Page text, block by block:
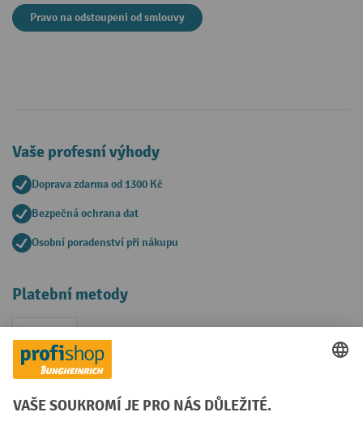
Pravo na odstoupeni od smlouvy
Vaše profesní výhody
Doprava zdarma od 1300 Kč
Bezpečná ochrana dat
Osobní poradenství při nákupu
Platební metody
Faktura
Sociální sítě